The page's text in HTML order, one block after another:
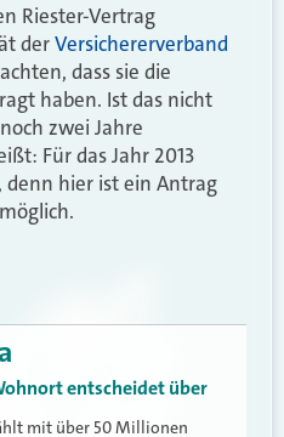
Riester-Vertrag
derVersichererverband
dass sie die
haben. Ist das nicht
zwei Jahre
Für das Jahr 2013
hier ist ein Antrag
entscheidet über
mit über 50 Millionen